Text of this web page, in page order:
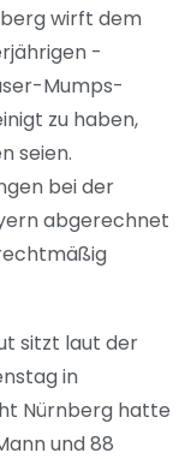
wirft dem
-
Mumps-
zu haben,
seien.
bei der
abgerechnet
sitzt laut der
in
Nürnberg hatte
und 88